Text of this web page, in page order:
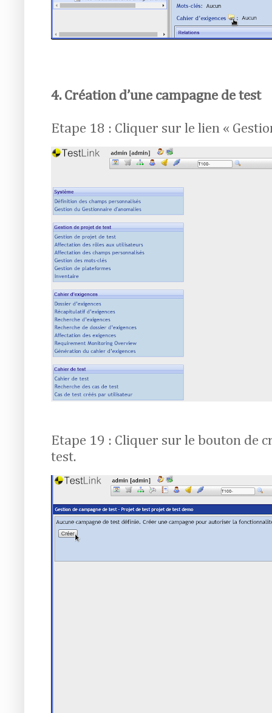
4. Création d’une campagne de test
Etape 18 : Cliquer sur le lien «
Etape 19 : Cliquer sur le bouton de
test.